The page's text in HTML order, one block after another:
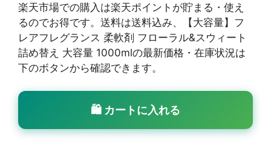
楽天市場での購入は楽天ポイントが貯まる・使え
るのでお得です。送料は送料込み、【大容量】フ
レアフレグランス 柔軟剤 フローラル&スウィート
詰め替え 大容量 1000mlの最新価格・在庫状況は
下のボタンから確認できます。
🛍 カートに入れる